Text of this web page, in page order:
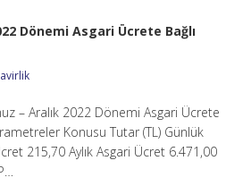
Dönemi Asgari Ücrete Bağlı
– Aralık 2022 Dönemi Asgari Ücrete
Konusu Tutar (TL) Günlük
215,70 Aylık Asgari Ücret 6.471,00